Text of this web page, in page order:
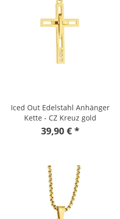
Iced Out Edelstahl Anhänger
Kette - CZ Kreuz gold
39,90 € *